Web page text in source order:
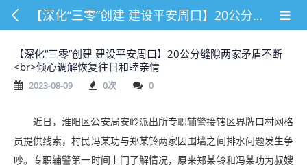
【深化“三零”创建 建设平安周口】20公分缝隙两家矛盾不断<br>倾心调解恢复往日和睦亲情
【深化“三零”创建 建设平安周口】20公分缝隙两家矛盾不断
<br>倾心调解恢复往日和睦亲情
2023-08-09 0次 0
近日，淮阳区公安局安岭派出所专职辅警接辖区界牌口村网格
员提供线索，村民冯某功与郑某铃两家因围墙之间排水问题发生争
吵。专职辅警第一时间上门了解情况，原来郑某铃和冯某功为叔嫂